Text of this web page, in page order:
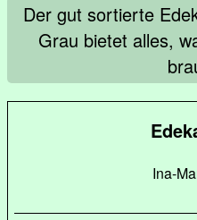
Der gut sortierte
Grau bietet alles,
Ina-